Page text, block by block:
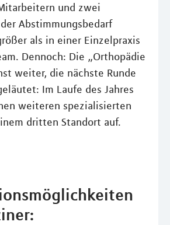
und zwei
Abstimmungsbedarf
als in einer Einzelpraxis
Dennoch: Die „Orthopädie
weiter, die nächste Runde
Im Laufe des Jahres
weiteren spezialisierten
dritten Standort auf.